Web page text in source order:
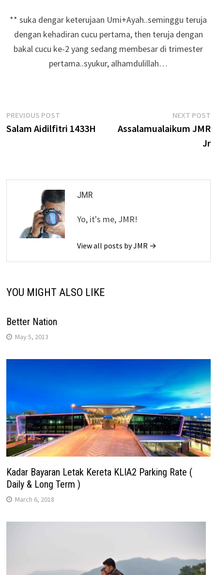
** suka dengar keterujaan Umi+Ayah..seminggu teruja
dengan kehadiran cucu pertama, then teruja dengan
bakal cucu ke-2 yang sedang membesar di trimester
pertama..syukur, alhamdulillah…
Post
navigation
PREVIOUS POSTPrevious
post:
Salam Aidilfitri 1433H
NEXT POST
Assalamualaikum JMR
Jr
JMR
Yo, it's me, JMR!
View all posts by JMR →
YOU MIGHT ALSO LIKE
Better Nation
May 5, 2013
Kadar Bayaran Letak Kereta KLIA2 Parking Rate (
Daily & Long Term )
March 6, 2018